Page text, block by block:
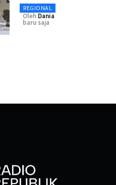
REGIONAL
Oleh Dania
baru saja